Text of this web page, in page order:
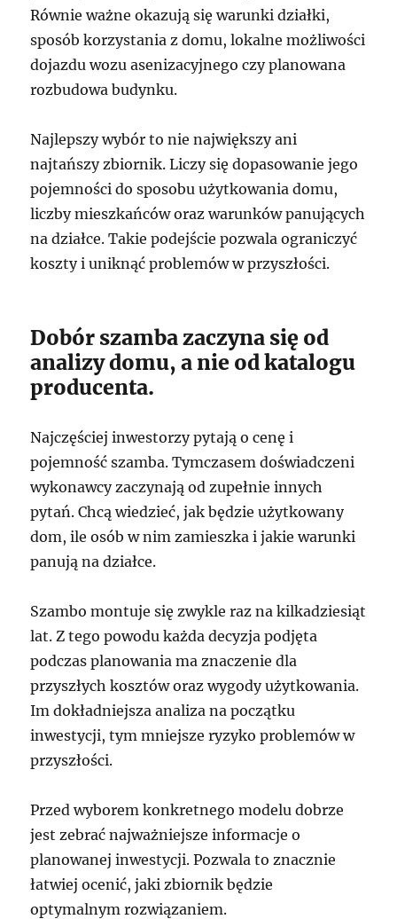
Równie ważne okazują się warunki działki,
sposób korzystania z domu, lokalne możliwości
dojazdu wozu asenizacyjnego czy planowana
rozbudowa budynku.
Najlepszy wybór to nie największy ani
najtańszy zbiornik. Liczy się dopasowanie jego
pojemności do sposobu użytkowania domu,
liczby mieszkańców oraz warunków panujących
na działce. Takie podejście pozwala ograniczyć
koszty i uniknąć problemów w przyszłości.
Dobór szamba zaczyna się od
analizy domu, a nie od katalogu
producenta.
Najczęściej inwestorzy pytają o cenę i
pojemność szamba. Tymczasem doświadczeni
wykonawcy zaczynają od zupełnie innych
pytań. Chcą wiedzieć, jak będzie użytkowany
dom, ile osób w nim zamieszka i jakie warunki
panują na działce.
Szambo montuje się zwykle raz na kilkadziesiąt
lat. Z tego powodu każda decyzja podjęta
podczas planowania ma znaczenie dla
przyszłych kosztów oraz wygody użytkowania.
Im dokładniejsza analiza na początku
inwestycji, tym mniejsze ryzyko problemów w
przyszłości.
Przed wyborem konkretnego modelu dobrze
jest zebrać najważniejsze informacje o
planowanej inwestycji. Pozwala to znacznie
łatwiej ocenić, jaki zbiornik będzie
optymalnym rozwiązaniem.